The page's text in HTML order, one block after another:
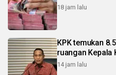
18 jam lalu
KPK temukan
ruangan Kepala
14 jam lalu